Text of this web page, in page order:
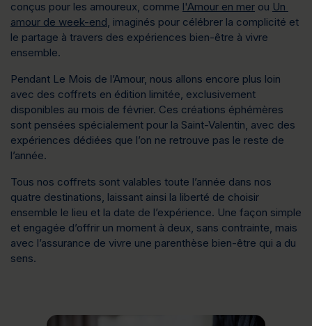
conçus pour les amoureux, comme l'Amour en mer ou Un
amour de week-end, imaginés pour célébrer la complicité et
le partage à travers des expériences bien-être à vivre
ensemble.
Pendant Le Mois de l’Amour, nous allons encore plus loin
avec des coffrets en édition limitée, exclusivement
disponibles au mois de février. Ces créations éphémères
sont pensées spécialement pour la Saint-Valentin, avec des
expériences dédiées que l’on ne retrouve pas le reste de
l’année.
Tous nos coffrets sont valables toute l’année dans nos
quatre destinations, laissant ainsi la liberté de choisir
ensemble le lieu et la date de l’expérience. Une façon simple
et engagée d’offrir un moment à deux, sans contrainte, mais
avec l’assurance de vivre une parenthèse bien-être qui a du
sens.